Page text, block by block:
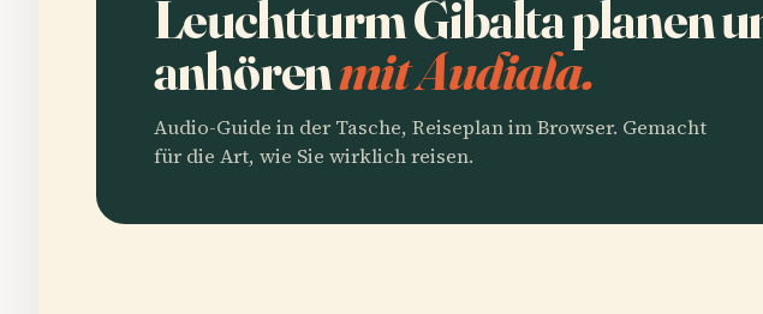
Leuchtturm Gibalta planen
anhörenmit Audiala.
Audio-Guide in der Tasche, Reiseplan im Browser. Gemacht
für die Art, wie Sie wirklich reisen.